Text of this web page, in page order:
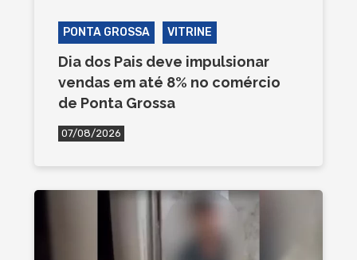
PONTA GROSSA VITRINE
Dia dos Pais deve impulsionar
vendas em até 8% no comércio
de Ponta Grossa
07/08/2026